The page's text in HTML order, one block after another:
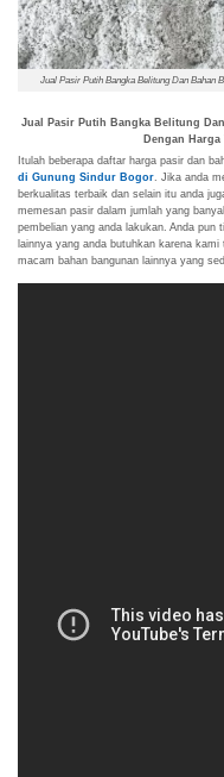
Jual Pasir Putih Bangka Belitung Dan Bahan
Jual Pasir Putih Bangka Belitung
Dengan
Itulah beberapa daftar harga pasir dan
di Gunung Sindur Bogor. Jika anda
berkualitas terbaik dan selain itu anda
memesan pasir dalam jumlah yang
pembelian yang anda lakukan. Anda pun
lainnya yang anda butuhkan karena
macam bahan bangunan lainnya yang